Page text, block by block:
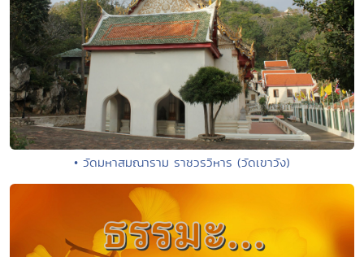
• วัดมหาสมณาราม ราชวรวิหาร (วัดเขาวัง)